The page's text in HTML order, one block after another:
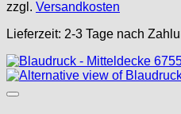
zzgl. Versandkosten
Lieferzeit: 2-3 Tage nach